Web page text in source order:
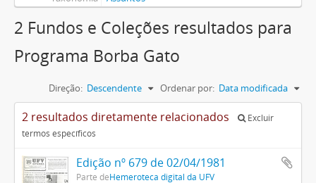
2 Fundos e Coleções resultados para
Programa Borba Gato
Ordenar por: Data modificada
Direção: Descendente
2 resultados diretamente relacionados
Excluir
termos específicos
Edição nº 679 de 02/04/1981
Parte deHemeroteca digital da UFV